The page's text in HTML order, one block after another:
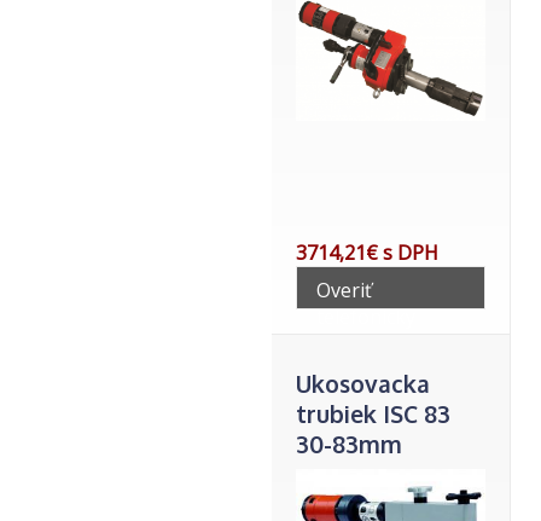
3714,21€ s DPH
Overiť
telefonicky
Ukosovacka
trubiek ISC 83
30-83mm